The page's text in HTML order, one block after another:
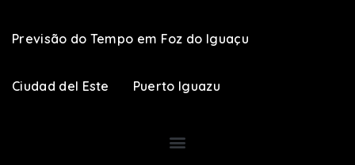
Previsão do Tempo em Foz do Iguaçu
Ciudad del Este Puerto Iguazu